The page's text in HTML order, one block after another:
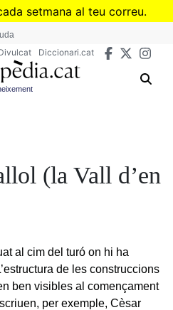
Véssetmana al teu correu.
de Divulcat
Diccionari.cat
(la Vall d’en
al cim del turó on hi ha
de les construccions
ben visibles al començament
per exemple, Cèsar